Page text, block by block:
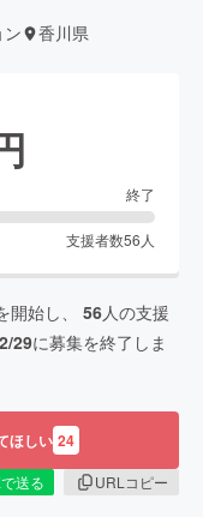
香川県
終了
支援者数56 人
開始し、 56人の支援
29に募集を終了しま
ほしい 24
送る
URLコピー